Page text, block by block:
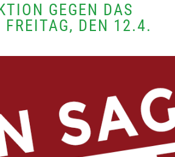
GEGEN DAS
FREITAG, DEN 12.4.